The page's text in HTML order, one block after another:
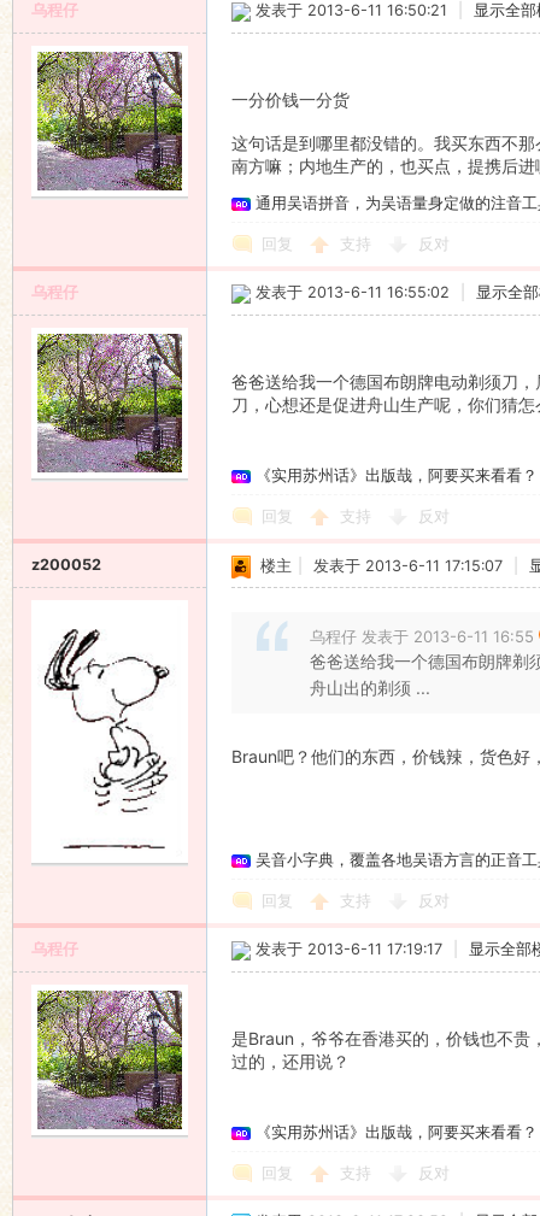
乌程仔 发表于 2013-6-11 16:50:21 显示全部
一分价钱一分货
这句话是到哪里都没错的。我买东西不
南方嘛；内地生产的，也买点，提携后
通用吴语拼音，为吴语量身定做的注音
回复 支持 反对
乌程仔 发表于 2013-6-11 16:55:02 显示全
爸爸送给我一个德国布朗牌电动剃须刀
刀，心想还是促进舟山生产呢，你们猜
《实用苏州话》出版哉，阿要买来看看？
回复 支持 反对
z200052 楼主 发表于 2013-6-11 17:15:07
乌程仔 发表于 2013-6-11 16:55
爸爸送给我一个德国布朗牌剃
舟山出的剃须 ...
Braun吧？他们的东西，价钱辣，货色
吴音小字典，覆盖各地吴语方言的正音
回复 支持 反对
乌程仔 发表于 2013-6-11 17:19:17 显示全部
是Braun，爷爷在香港买的，价钱也不
过的，还用说？
《实用苏州话》出版哉，阿要买来看看？
回复 支持 反对